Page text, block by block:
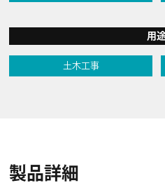
用
土木工事
製品詳細